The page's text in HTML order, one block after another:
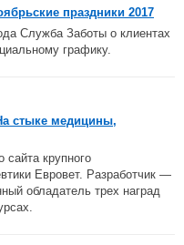
праздники 2017
Служба Заботы о клиентах
графику.
стыке медицины,
сайта крупного
Евровет. Разработчик —
обладатель трех наград